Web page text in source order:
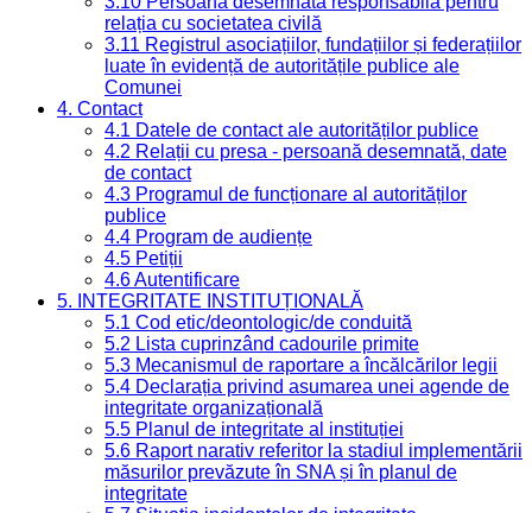
relația cu societatea civilă
3.11 Registrul asociațiilor, fundațiilor și federațiilor
luate în evidență de autoritățile publice ale
Comunei
4. Contact
4.1 Datele de contact ale autorităților publice
4.2 Relații cu presa - persoană desemnată, date
de contact
4.3 Programul de funcționare al autorităților
publice
4.4 Program de audiențe
4.5 Petiții
4.6 Autentificare
5. INTEGRITATE INSTITUȚIONALĂ
5.1 Cod etic/deontologic/de conduită
5.2 Lista cuprinzând cadourile primite
5.3 Mecanismul de raportare a încălcărilor legii
5.4 Declarația privind asumarea unei agende de
integritate organizațională
5.5 Planul de integritate al instituției
5.6 Raport narativ referitor la stadiul implementării
măsurilor prevăzute în SNA și în planul de
integritate